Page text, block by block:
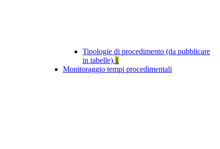
Tipologie di procedimento (da pubblicare
in tabelle) 1
Monitoraggio tempi procedimentali